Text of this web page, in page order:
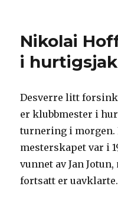
Nikolai
i
Desverre litt
er klubbmester i
turnering i morgen.
mesterskapet var i
vunnet av Jan
fortsatt er uavklarte.